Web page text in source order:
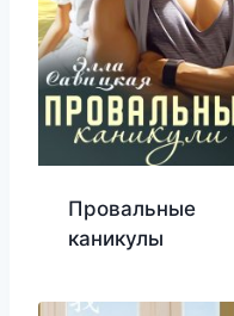
Провальные
каникулы